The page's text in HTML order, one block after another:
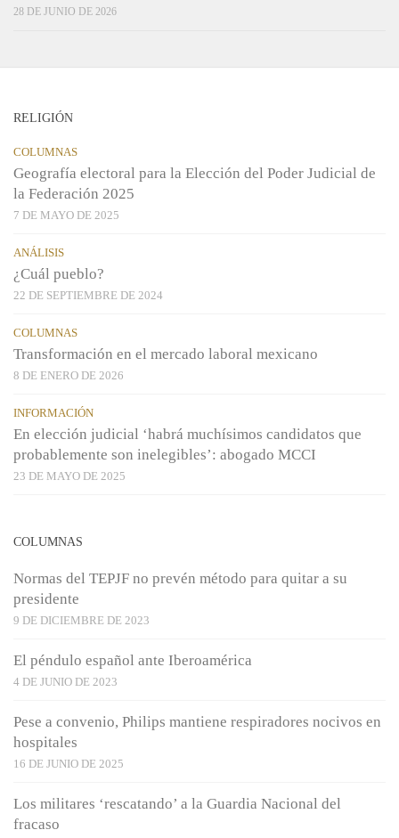
28 DE JUNIO DE 2026
RELIGIÓN
COLUMNAS
Geografía electoral para la Elección del Poder Judicial de
la Federación 2025
7 DE MAYO DE 2025
ANÁLISIS
¿Cuál pueblo?
22 DE SEPTIEMBRE DE 2024
COLUMNAS
Transformación en el mercado laboral mexicano
8 DE ENERO DE 2026
INFORMACIÓN
En elección judicial ‘habrá muchísimos candidatos que
probablemente son inelegibles’: abogado MCCI
23 DE MAYO DE 2025
COLUMNAS
Normas del TEPJF no prevén método para quitar a su
presidente
9 DE DICIEMBRE DE 2023
El péndulo español ante Iberoamérica
4 DE JUNIO DE 2023
Pese a convenio, Philips mantiene respiradores nocivos en
hospitales
16 DE JUNIO DE 2025
Los militares ‘rescatando’ a la Guardia Nacional del
fracaso